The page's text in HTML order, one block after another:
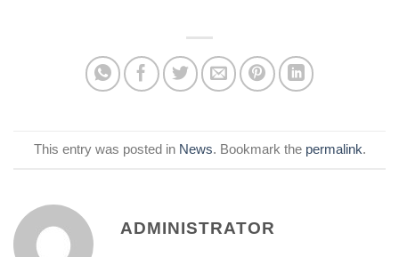
This entry was posted in News. Bookmark the permalink.
ADMINISTRATOR